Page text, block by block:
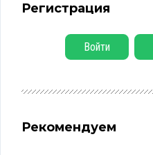
Регистрация
Войти
Рекомендуем